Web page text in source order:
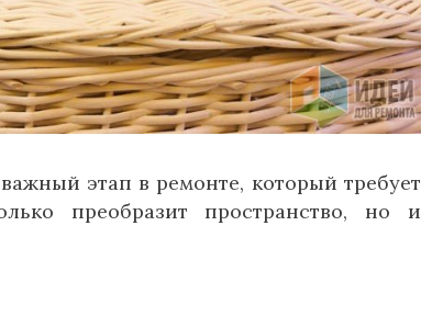
этап в ремонте, который требует
преобразит пространство, но и